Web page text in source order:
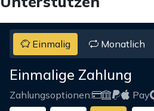
Einmalig Monatlich
Einmalige Zahlung
Zahlungsoptionen: Pay